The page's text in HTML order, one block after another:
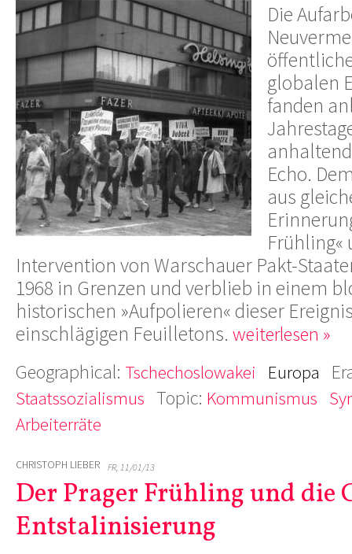
Die
globalen
fanden
Echo.
aus
Frühling«
Intervention von Warschauer Pakt-
1968 in Grenzen und verblieb in einem
historischen »Aufpolieren« dieser
einschlägigen Feuilletons. weiterlesen »
Geographical: Tschechoslowakei Europa
Staatssozialismus Topic: Kommunismus
Arbeiterräte
CHRISTOPH LIEBER FR, 11/01/13
Der Prager Frühling und die
Entstalinisierung